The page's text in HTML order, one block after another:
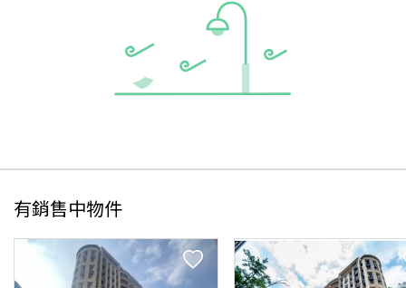
有銷售中物件